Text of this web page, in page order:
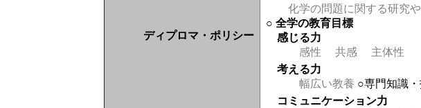
ディプロマ・ポリシー
化学の問題に関する研究や
○ 全学の教育目標
感じる力
感性
共感
主体性
考える力
幅広い教養 ○専門知識
コミュニケーション力